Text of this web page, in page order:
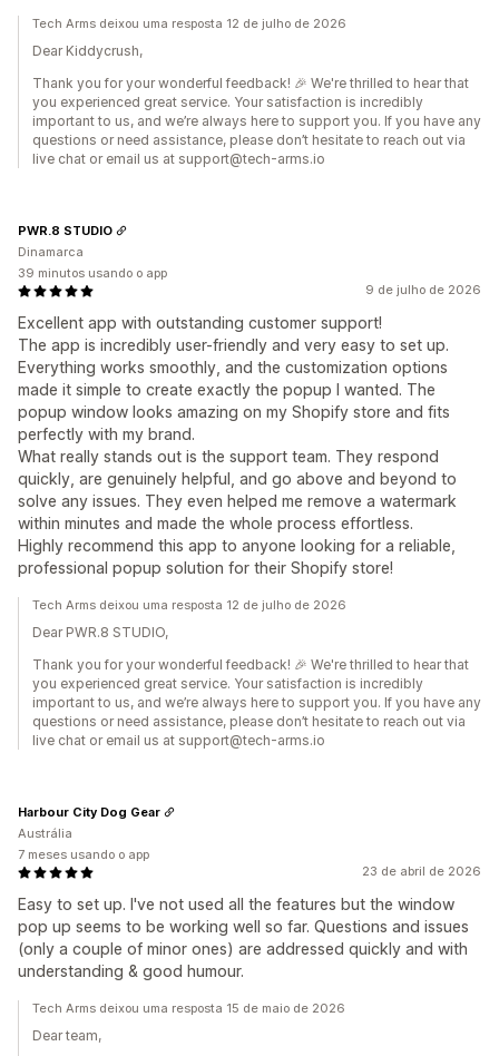
Tech Arms deixou uma resposta 12 de julho de 2026
Dear Kiddycrush,
Thank you for your wonderful feedback! 🎉 We're thrilled to hear that
you experienced great service. Your satisfaction is incredibly
important to us, and we’re always here to support you. If you have any
questions or need assistance, please don’t hesitate to reach out via
live chat or email us at support@tech-arms.io
9 de julho de 2026
Excellent app with outstanding customer support!
The app is incredibly user-friendly and very easy to set up.
Everything works smoothly, and the customization options
made it simple to create exactly the popup I wanted. The
popup window looks amazing on my Shopify store and fits
perfectly with my brand.
What really stands out is the support team. They respond
quickly, are genuinely helpful, and go above and beyond to
solve any issues. They even helped me remove a watermark
within minutes and made the whole process effortless.
Highly recommend this app to anyone looking for a reliable,
professional popup solution for their Shopify store!
PWR.8 STUDIO
Dinamarca
39 minutos usando o app
Tech Arms deixou uma resposta 12 de julho de 2026
Dear PWR.8 STUDIO,
Thank you for your wonderful feedback! 🎉 We're thrilled to hear that
you experienced great service. Your satisfaction is incredibly
important to us, and we’re always here to support you. If you have any
questions or need assistance, please don’t hesitate to reach out via
live chat or email us at support@tech-arms.io
23 de abril de 2026
Easy to set up. I've not used all the features but the window
pop up seems to be working well so far. Questions and issues
(only a couple of minor ones) are addressed quickly and with
understanding & good humour.
Harbour City Dog Gear
Austrália
7 meses usando o app
Tech Arms deixou uma resposta 15 de maio de 2026
Dear team,